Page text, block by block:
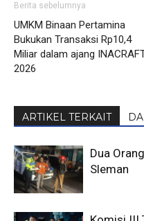
Berita sebelumnya
UMKM Binaan Pertamina
Bukukan Transaksi Rp10,4
Miliar dalam ajang
2026
ARTIKEL TERKAIT
Dua
Sleman